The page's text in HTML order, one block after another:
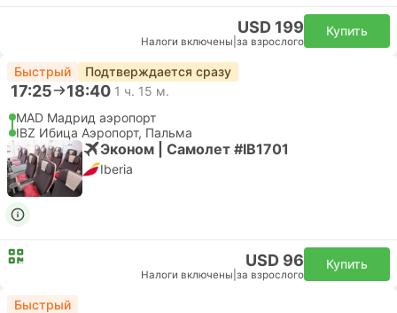
USD 199
Налоги включены за взрослого
Купить
Быстрый Подтверждается сразу
17:25 18:40 1 ч. 15 м.
MAD Мадрид аэропорт
IBZ Ибица Аэропорт, Пальма
Эконом | Самолет #IB1701
Iberia
USD 96
Налоги включены за взрослого
Купить
Быстрый